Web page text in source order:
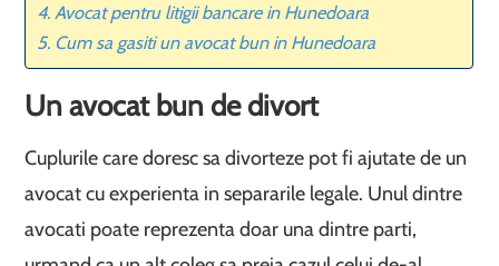
Avocat pentru litigii bancare in Hunedoara
Cum sa gasiti un avocat bun in Hunedoara
Un avocat bun de divort
Cuplurile care doresc sa divorteze pot fi ajutate de un
avocat cu experienta in separarile legale. Unul dintre
avocati poate reprezenta doar una dintre parti,